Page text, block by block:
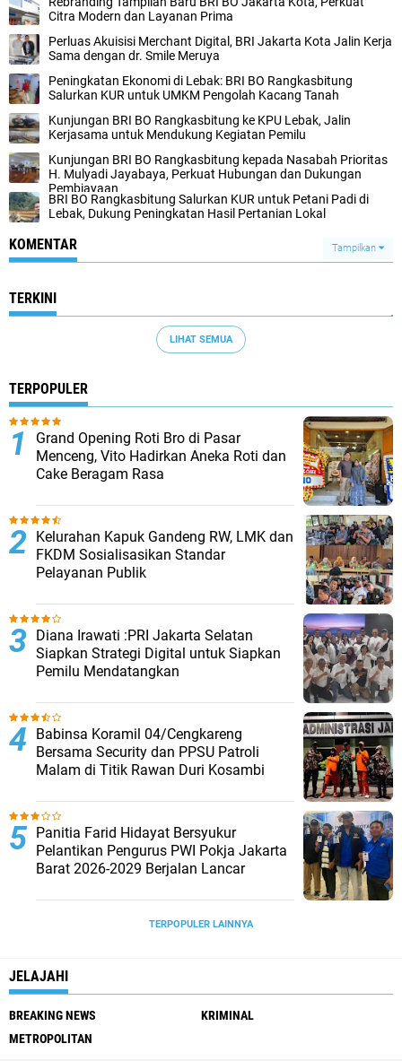
Citra Modern dan Layanan Prima
Perluas Akuisisi Merchant Digital, BRI Jakarta Kota Jalin Kerja
Sama dengan dr. Smile Meruya
Peningkatan Ekonomi di Lebak: BRI BO Rangkasbitung
Salurkan KUR untuk UMKM Pengolah Kacang Tanah
Kunjungan BRI BO Rangkasbitung ke KPU Lebak, Jalin
Kerjasama untuk Mendukung Kegiatan Pemilu
Kunjungan BRI BO Rangkasbitung kepada Nasabah Prioritas
H. Mulyadi Jayabaya, Perkuat Hubungan dan Dukungan
Pembiayaan
BRI BO Rangkasbitung Salurkan KUR untuk Petani Padi di
Lebak, Dukung Peningkatan Hasil Pertanian Lokal
KOMENTAR Tampilkan
TERKINI
LIHAT SEMUA
TERPOPULER
Grand Opening Roti Bro di Pasar
Menceng, Vito Hadirkan Aneka Roti dan
Cake Beragam Rasa
Kelurahan Kapuk Gandeng RW, LMK dan
FKDM Sosialisasikan Standar
Pelayanan Publik
Diana Irawati :PRI Jakarta Selatan
Siapkan Strategi Digital untuk Siapkan
Pemilu Mendatangkan
Babinsa Koramil 04/Cengkareng
Bersama Security dan PPSU Patroli
Malam di Titik Rawan Duri Kosambi
Panitia Farid Hidayat Bersyukur
Pelantikan Pengurus PWI Pokja Jakarta
Barat 2026-2029 Berjalan Lancar
TERPOPULER LAINNYA
JELAJAHI
BREAKING NEWS
KRIMINAL
METROPOLITAN